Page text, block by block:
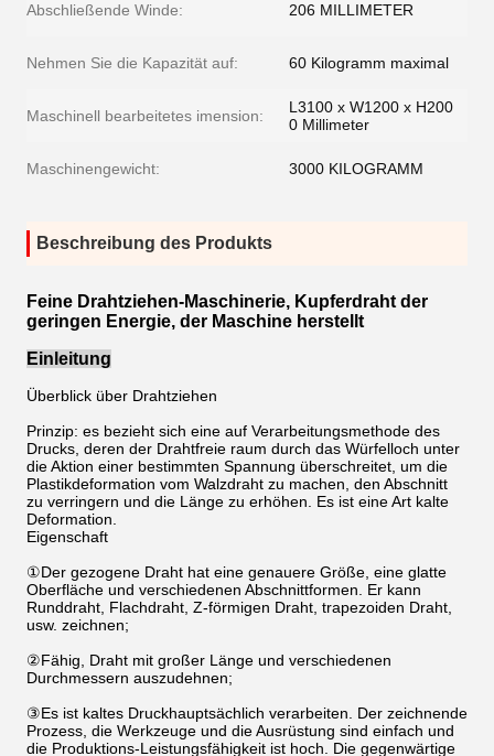
Abschließende Winde: 206 MILLIMETER
Nehmen Sie die Kapazität auf: 60 Kilogramm maximal
Maschinell bearbeitetes imension:
L3100 x W1200 x H200
0 Millimeter
Maschinengewicht: 3000 KILOGRAMM
Beschreibung des Produkts
Feine Drahtziehen-Maschinerie, Kupferdraht der
geringen Energie, der Maschine herstellt
Einleitung
Überblick über Drahtziehen
Prinzip: es bezieht sich eine auf Verarbeitungsmethode des
Drucks, deren der Drahtfreie raum durch das Würfelloch unter
die Aktion einer bestimmten Spannung überschreitet, um die
Plastikdeformation vom Walzdraht zu machen, den Abschnitt
zu verringern und die Länge zu erhöhen. Es ist eine Art kalte
Deformation.
Eigenschaft
①Der gezogene Draht hat eine genauere Größe, eine glatte
Oberfläche und verschiedenen Abschnittformen. Er kann
Runddraht, Flachdraht, Z-förmigen Draht, trapezoiden Draht,
usw. zeichnen;
②Fähig, Draht mit großer Länge und verschiedenen
Durchmessern auszudehnen;
③Es ist kaltes Druckhauptsächlich verarbeiten. Der zeichnende
Prozess, die Werkzeuge und die Ausrüstung sind einfach und
die Produktions-Leistungsfähigkeit ist hoch. Die gegenwärtige